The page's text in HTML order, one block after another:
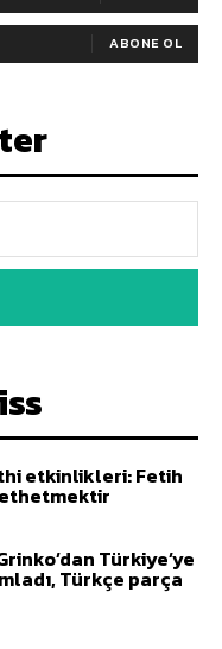
ABONE OL
etkinlikleri: Fetih
Türkiye’ye
Türkçe parça